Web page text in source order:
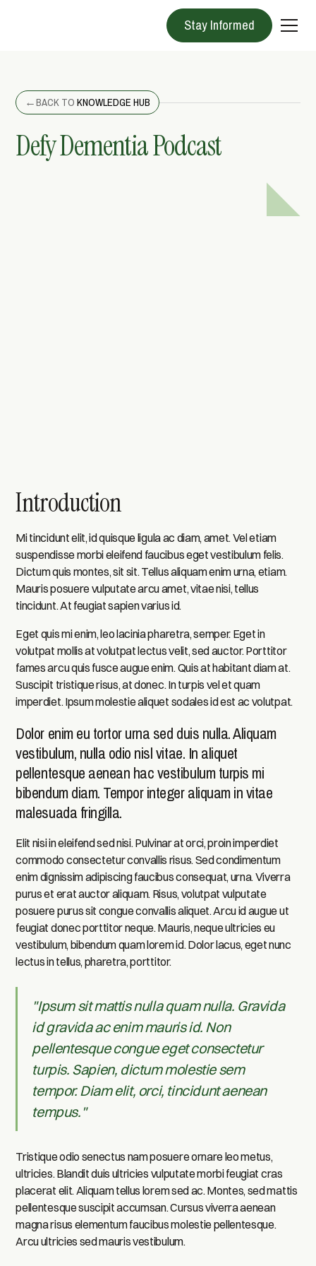
Stay Informed
←BACK TOKNOWLEDGE HUB
Defy Dementia Podcast
Introduction
Mi tincidunt elit, id quisque ligula ac diam, amet. Vel etiam
suspendisse morbi eleifend faucibus eget vestibulum felis.
Dictum quis montes, sit sit. Tellus aliquam enim urna, etiam.
Mauris posuere vulputate arcu amet, vitae nisi, tellus
tincidunt. At feugiat sapien varius id.
Eget quis mi enim, leo lacinia pharetra, semper. Eget in
volutpat mollis at volutpat lectus velit, sed auctor. Porttitor
fames arcu quis fusce augue enim. Quis at habitant diam at.
Suscipit tristique risus, at donec. In turpis vel et quam
imperdiet. Ipsum molestie aliquet sodales id est ac volutpat.
Dolor enim eu tortor urna sed duis nulla. Aliquam
vestibulum, nulla odio nisl vitae. In aliquet
pellentesque aenean hac vestibulum turpis mi
bibendum diam. Tempor integer aliquam in vitae
malesuada fringilla.
Elit nisi in eleifend sed nisi. Pulvinar at orci, proin imperdiet
commodo consectetur convallis risus. Sed condimentum
enim dignissim adipiscing faucibus consequat, urna. Viverra
purus et erat auctor aliquam. Risus, volutpat vulputate
posuere purus sit congue convallis aliquet. Arcu id augue ut
feugiat donec porttitor neque. Mauris, neque ultricies eu
vestibulum, bibendum quam lorem id. Dolor lacus, eget nunc
lectus in tellus, pharetra, porttitor.
"Ipsum sit mattis nulla quam nulla. Gravida
id gravida ac enim mauris id. Non
pellentesque congue eget consectetur
turpis. Sapien, dictum molestie sem
tempor. Diam elit, orci, tincidunt aenean
tempus."
Tristique odio senectus nam posuere ornare leo metus,
ultricies. Blandit duis ultricies vulputate morbi feugiat cras
placerat elit. Aliquam tellus lorem sed ac. Montes, sed mattis
pellentesque suscipit accumsan. Cursus viverra aenean
magna risus elementum faucibus molestie pellentesque.
Arcu ultricies sed mauris vestibulum.